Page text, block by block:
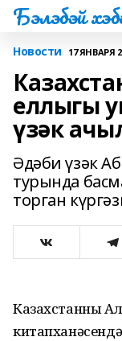
Бэлэбэй
Новости 17 ЯНВАРЯ
еллыгы
үзәк
Әдәби үзәк
турында
торган
Казахстанның